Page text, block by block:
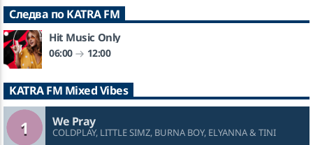
Следва по KATRA FM
Hit Music Only
06:00 12:00
KATRA FM Mixed Vibes
1 We Pray
COLDPLAY, LITTLE SIMZ, BURNA BOY, ELYANNA & TINI